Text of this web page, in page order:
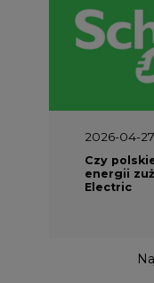
2026-04-
Czy
energii
Electric